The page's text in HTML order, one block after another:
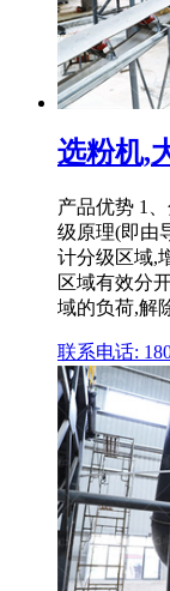
选粉机,
产品优势 1
级原理(即由
计分级区域,
区域有效分
域的负荷,解
联系电话: